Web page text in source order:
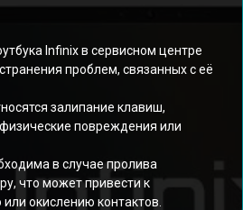
Infinix в сервисном центре
проблем, связанных с её
залипание клавиш,
повреждения или
в случае пролива
что может привести к
окислению контактов.